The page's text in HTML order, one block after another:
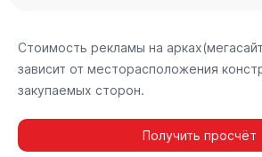
Стоимость рекламы на
зависит от месторасположения
закупаемых сторон.
Получить просчёт